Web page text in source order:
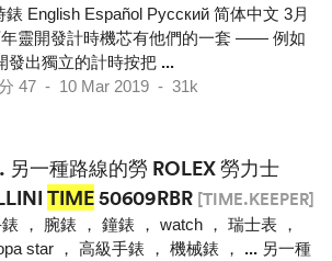
錶 English Español Pусский 简体中文 3月
年靈開發計時機芯有他們的一套 —— 例如
發出獨立的計時按把 ...
47 - 10 Mar 2019 - 31k
另一種路線的勞 ROLEX 勞力士
TIME50609RBR [TIME.KEEPER]
， 腕錶 ， 鐘錶 ， watch ， 瑞士表 ，
star ， 高級手錶 ， 機械錶 ， ... 另一種